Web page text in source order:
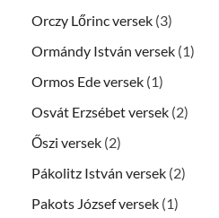
Orczy Lőrinc versek (3)
Ormándy István versek (1)
Ormos Ede versek (1)
Osvát Erzsébet versek (2)
Őszi versek (2)
Pákolitz István versek (2)
Pakots József versek (1)